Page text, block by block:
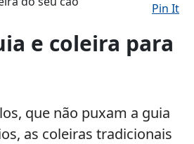
Pin It
e coleira para
que não puxam a guia
as coleiras tradicionais